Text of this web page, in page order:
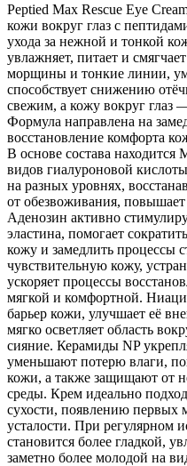
Peptied Max Rescue Eye
кожи вокруг глаз с
ухода за нежной и тонкой
увлажняет, питает и
морщины и тонкие линии,
способствует снижению
свежим, а кожу вокруг глаз
Формула направлена на
восстановление комфорта
В основе состава
видов гиалуроновой
на разных уровнях,
от обезвоживания,
Аденозин активно
эластина, помогает
кожу и замедлить процессы
чувствительную кожу,
ускоряет процессы
мягкой и комфортной.
барьер кожи, улучшает её
мягко осветляет область
сияние. Керамиды NP
уменьшают потерю влаги,
кожи, а также защищают от
среды. Крем идеально
сухости, появлению первых
усталости. При регулярном
становится более гладкой,
заметно более молодой на